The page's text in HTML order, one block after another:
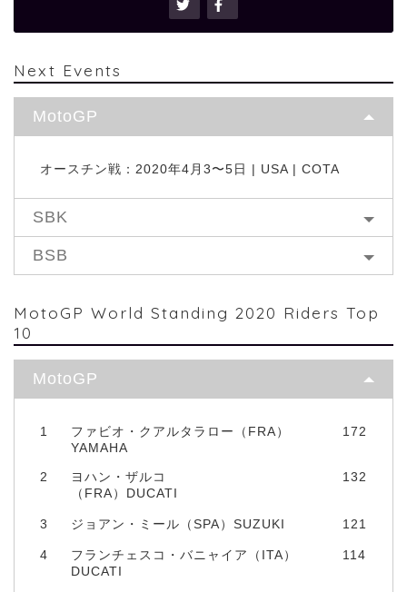
Next Events
MotoGP
オースチン戦：2020年4月3〜5日 | USA | COTA
SBK
BSB
MotoGP World Standing 2020 Riders Top
10
MotoGP
1
ファビオ・クアルタラロー（FRA）
YAMAHA
172
2
ヨハン・ザルコ
（FRA）DUCATI
132
3 ジョアン・ミール（SPA）SUZUKI 121
4
フランチェスコ・バニャイア（ITA）
DUCATI
114